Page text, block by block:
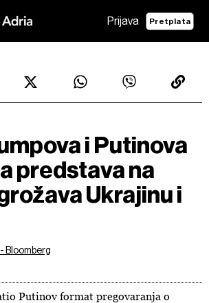
Prijava Pretplata
i Putinova
predstava na
Ukrajinu i
Bloomberg
Putinov format pregovaranja o